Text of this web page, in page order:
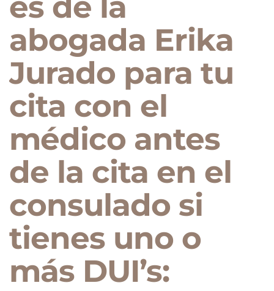
abogada Erika
Jurado para tu
cita con el
médico antes
de la cita en el
consulado si
tienes uno o
más DUI’s: